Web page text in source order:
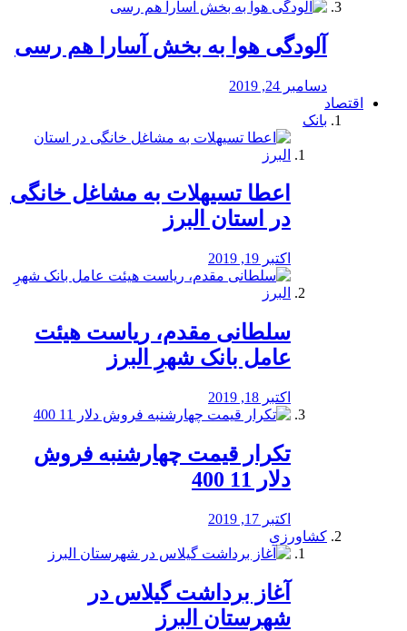
آلودگی هوا به بخش آسارا هم رسی
دسامبر 24, 2019
اقتصاد
بانک
️اعطا تسیهلات به مشاغل خانگی
در استان البرز
اکتبر 19, 2019
سلطانی مقدم، ریاست هیئت
عامل بانک شهرِ البرز
اکتبر 18, 2019
تکرار قیمت چهارشنبه فروش
دلار 11 400
اکتبر 17, 2019
کشاورزی
آغاز برداشت گیلاس در
شهرستان البرز